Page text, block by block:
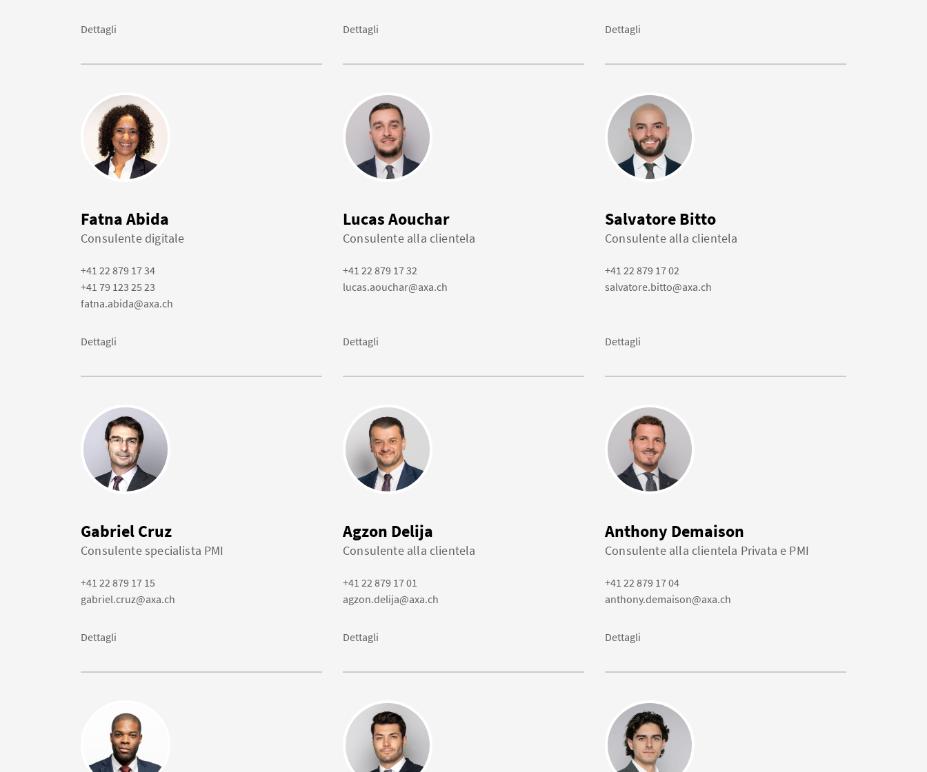
Dettagli Dettagli Dettagli
Fatna Abida
Consulente digitale
+41 22 879 17 34
+41 79 123 25 23
fatna.abida@axa.ch
Dettagli
Lucas Aouchar
Consulente alla clientela
+41 22 879 17 32
lucas.aouchar@axa.ch
Dettagli
Salvatore Bitto
Consulente alla clientela
+41 22 879 17 02
salvatore.bitto@axa.ch
Dettagli
Gabriel Cruz
Consulente specialista PMI
+41 22 879 17 15
gabriel.cruz@axa.ch
Dettagli
Agzon Delija
Consulente alla clientela
+41 22 879 17 01
agzon.delija@axa.ch
Dettagli
Anthony Demaison
Consulente alla clientela Privata e PMI
+41 22 879 17 04
anthony.demaison@axa.ch
Dettagli